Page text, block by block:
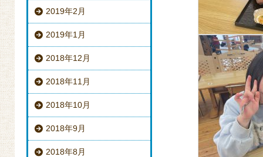
2019年2月
2019年1月
2018年12月
2018年11月
2018年10月
2018年9月
2018年8月